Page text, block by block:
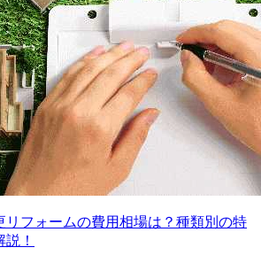
リフォームの費用相場は？種類別の特
！